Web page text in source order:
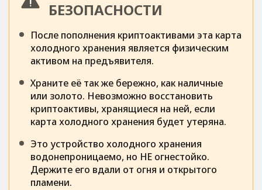
БЕЗОПАСНОСТИ
После пополнения криптоактивами эта карта
холодного хранения является физическим
активом на предъявителя.
Храните её так же бережно, как наличные
или золото. Невозможно восстановить
криптоактивы, хранящиеся на ней, если
карта холодного хранения будет утеряна.
Это устройство холодного хранения
водонепроницаемо, но НЕ огнестойко.
Держите его вдали от огня и открытого
пламени.